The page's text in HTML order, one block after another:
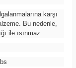
karşı
Bu nedenle,
ile ısınmaz